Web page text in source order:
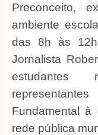
Preconceito,
ambiente
das 8h às
Jornalista
estudantes
Fundamental
rede pública